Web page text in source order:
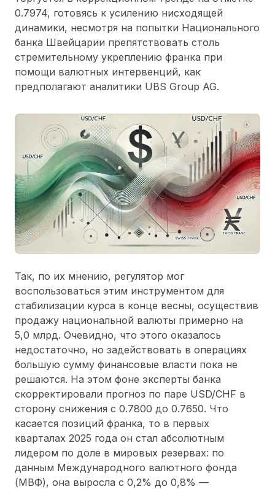
0.7974, готовясь к усилению нисходящей
динамики, несмотря на попытки Национального
банка Швейцарии препятствовать столь
стремительному укреплению франка при
помощи валютных интервенций, как
предполагают аналитики UBS Group AG.
Так, по их мнению, регулятор мог
воспользоваться этим инструментом для
стабилизации курса в конце весны, осуществив
продажу национальной валюты примерно на
5,0 млрд. Очевидно, что этого оказалось
недостаточно, но задействовать в операциях
большую сумму финансовые власти пока не
решаются. На этом фоне эксперты банка
скорректировали прогноз по паре USD/CHF в
сторону снижения с 0.7800 до 0.7650. Что
касается позиций франка, то в первых
кварталах 2025 года он стал абсолютным
лидером по доле в мировых резервах: по
данным Международного валютного фонда
(МВФ), она выросла с 0,2% до 0,8% —